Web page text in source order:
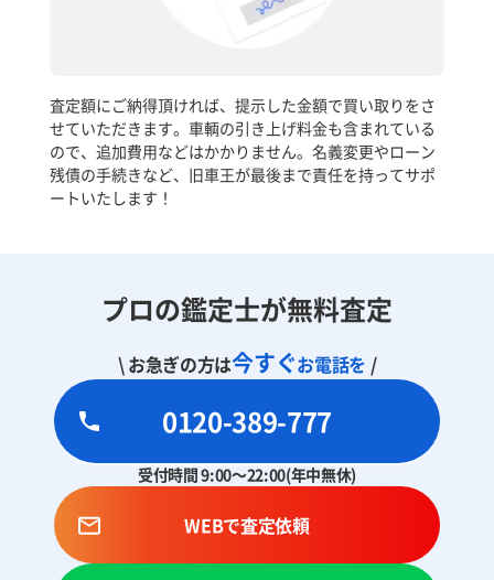
査定額にご納得頂ければ、提示した金額で買い取りをさ
せていただきます。車輌の引き上げ料金も含まれている
ので、追加費用などはかかりません。名義変更やローン
残債の手続きなど、旧車王が最後まで責任を持ってサポ
ートいたします！
プロの鑑定士が無料査定
\ お急ぎの方は今すぐお電話を /
0120-389-777
受付時間 9:00～22:00(年中無休)
WEBで査定依頼